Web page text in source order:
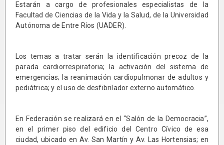
Estarán a cargo de profesionales especialistas de la
Facultad de Ciencias de la Vida y la Salud, de la Universidad
Autónoma de Entre Ríos (UADER).
Los temas a tratar serán la identificación precoz de la
parada cardiorrespiratoria; la activación del sistema de
emergencias; la reanimación cardiopulmonar de adultos y
pediátrica; y el uso de desfibrilador externo automático.
En Federación se realizará en el “Salón de la Democracia”,
en el primer piso del edificio del Centro Cívico de esa
ciudad, ubicado en Av. San Martín y Av. Las Hortensias; en